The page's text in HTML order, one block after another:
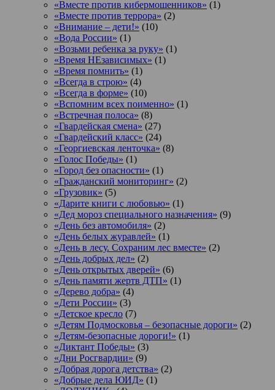
«Вместе против кибермошенников» (1)
«Вместе против террора» (2)
«Внимание – дети!» (10)
«Вода России» (1)
«Возьми ребенка за руку» (1)
«Время НЕзависимых» (1)
«Время помнить» (1)
«Всегда в строю» (4)
«Всегда в форме» (10)
«Вспомним всех поименно» (1)
«Встречная полоса» (8)
«Гвардейская смена» (27)
«Гвардейский класс» (24)
«Георгиевская ленточка» (8)
«Голос Победы» (1)
«Город без опасности» (1)
«Гражданский мониторинг» (2)
«Грузовик» (5)
«Дарите книги с любовью» (1)
«Дед мороз специального назначения» (9)
«День без автомобиля» (2)
«День белых журавлей» (1)
«День в лесу. Сохраним лес вместе» (2)
«День добрых дел» (2)
«День открытых дверей» (6)
«День памяти жертв ДТП» (1)
«Дерево добра» (4)
«Дети России» (3)
«Детское кресло (7)
«Детям Подмосковья – безопасные дороги» (2)
«Детям-безопасные дороги!» (1)
«Диктант Победы» (3)
«Дни Росгвардии» (9)
«Добрая дорога детства» (2)
«Добрые дела ЮИД» (1)